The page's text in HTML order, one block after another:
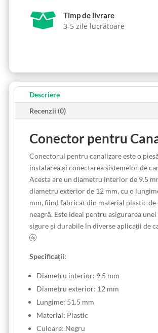
 Timp de livrare
3-5 zile lucrătoare
Descriere
Recenzii (0)
Conector pentru
Conectorul pentru canalizare este o
instalarea și conectarea sistemelor de
Acesta are un diametru interior de 9.5
diametru exterior de 12 mm, cu o
mm, fiind fabricat din material plastic de
neagră. Este ideal pentru asigurarea
sigure și durabile în diverse aplicații de
🚰
Specificații:
Diametru interior: 9.5 mm
Diametru exterior: 12 mm
Lungime: 51.5 mm
Material: Plastic
Culoare: Negru